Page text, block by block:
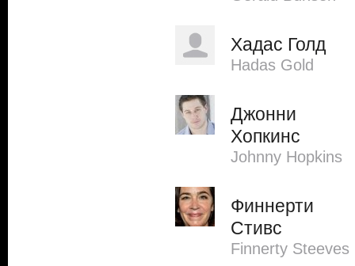
Хадас Голд
Hadas Gold
Джонни
Хопкинс
Johnny Hopkins
Финнерти
Стивс
Finnerty Steeves